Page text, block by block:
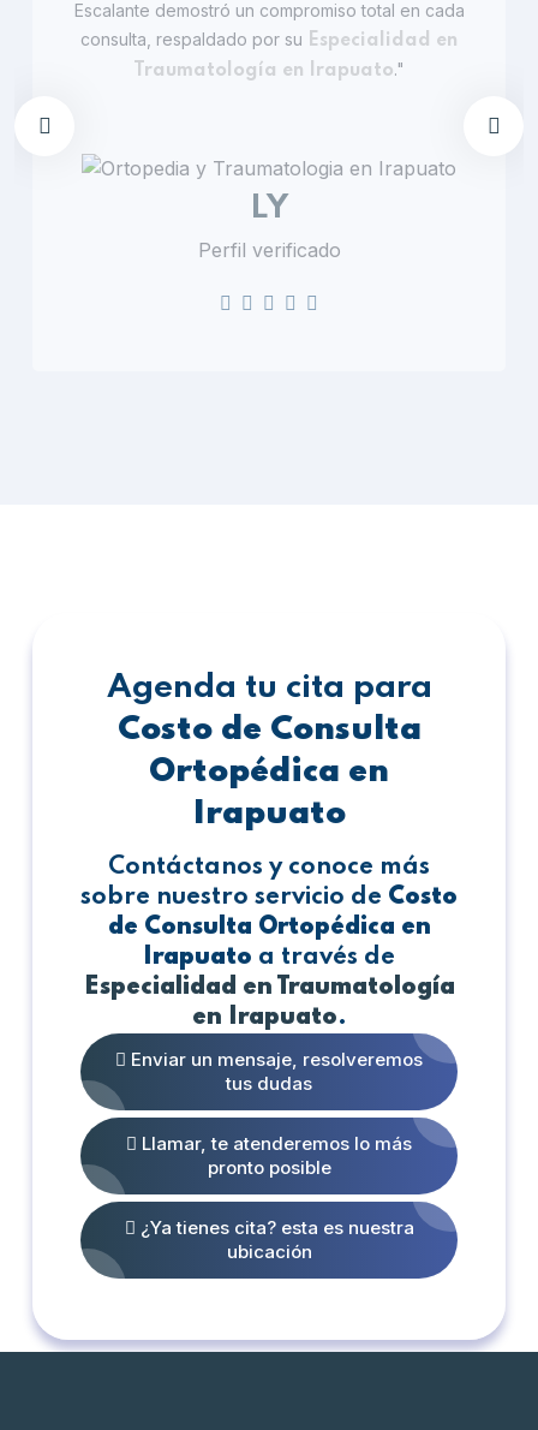
Escalante demostró un compromiso total en cada
consulta, respaldado por su Especialidad en
Traumatología en Irapuato."
LY
Perfil verificado
Agenda tu cita para
Costo de Consulta
Ortopédica en
Irapuato
Contáctanos y conoce más
sobre nuestro servicio de Costo
de Consulta Ortopédica en
Irapuato a través de
Especialidad en Traumatología
en Irapuato.
Enviar un mensaje, resolveremos
tus dudas
Llamar, te atenderemos lo más
pronto posible
¿Ya tienes cita? esta es nuestra
ubicación